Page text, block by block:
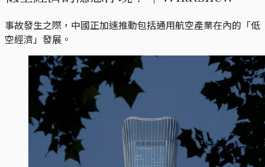
事故發生之際，中國正加速推動包括通用航空產業在內的「低
空經濟」發展。